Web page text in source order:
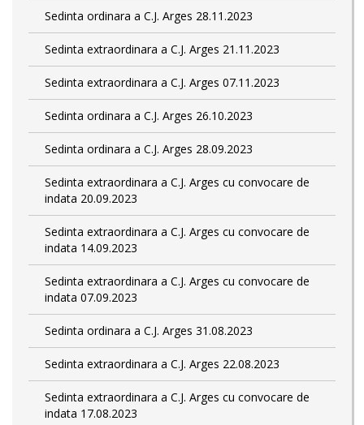
Sedinta ordinara a C.J. Arges 28.11.2023
Sedinta extraordinara a C.J. Arges 21.11.2023
Sedinta extraordinara a C.J. Arges 07.11.2023
Sedinta ordinara a C.J. Arges 26.10.2023
Sedinta ordinara a C.J. Arges 28.09.2023
Sedinta extraordinara a C.J. Arges cu convocare de
indata 20.09.2023
Sedinta extraordinara a C.J. Arges cu convocare de
indata 14.09.2023
Sedinta extraordinara a C.J. Arges cu convocare de
indata 07.09.2023
Sedinta ordinara a C.J. Arges 31.08.2023
Sedinta extraordinara a C.J. Arges 22.08.2023
Sedinta extraordinara a C.J. Arges cu convocare de
indata 17.08.2023